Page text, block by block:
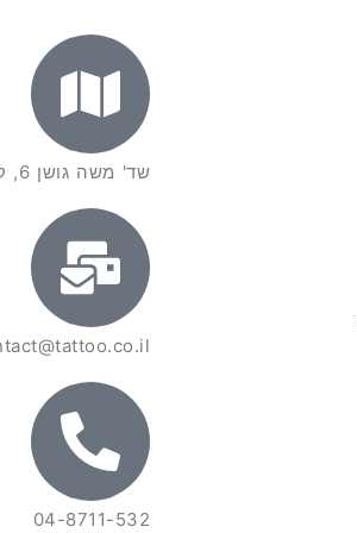
שד' משה גושן 6, קרית מוצקין
04-8711-532